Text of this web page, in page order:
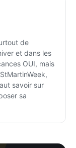
de
et dans les
OUI, mais
savoir sur
sa